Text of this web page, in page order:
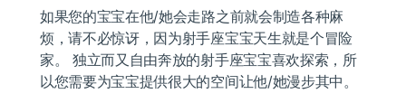
如果您的宝宝在他/她会走路之前就会制造各种麻
烦，请不必惊讶，因为射手座宝宝天生就是个冒险
家。 独立而又自由奔放的射手座宝宝喜欢探索，所
以您需要为宝宝提供很大的空间让他/她漫步其中。